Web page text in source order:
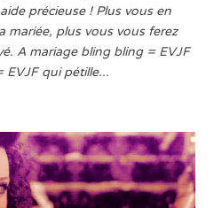
précieuse ! Plus vous en
mariée, plus vous vous ferez
A mariage bling bling = EVJF
EVJF qui pétille...